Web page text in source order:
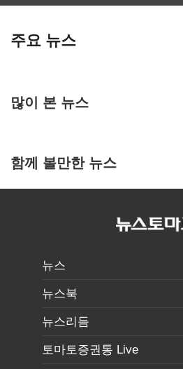
주요 뉴스
많이 본 뉴스
함께 볼만한 뉴스
뉴스
뉴스북
뉴스리듬
토마토증권통 Live